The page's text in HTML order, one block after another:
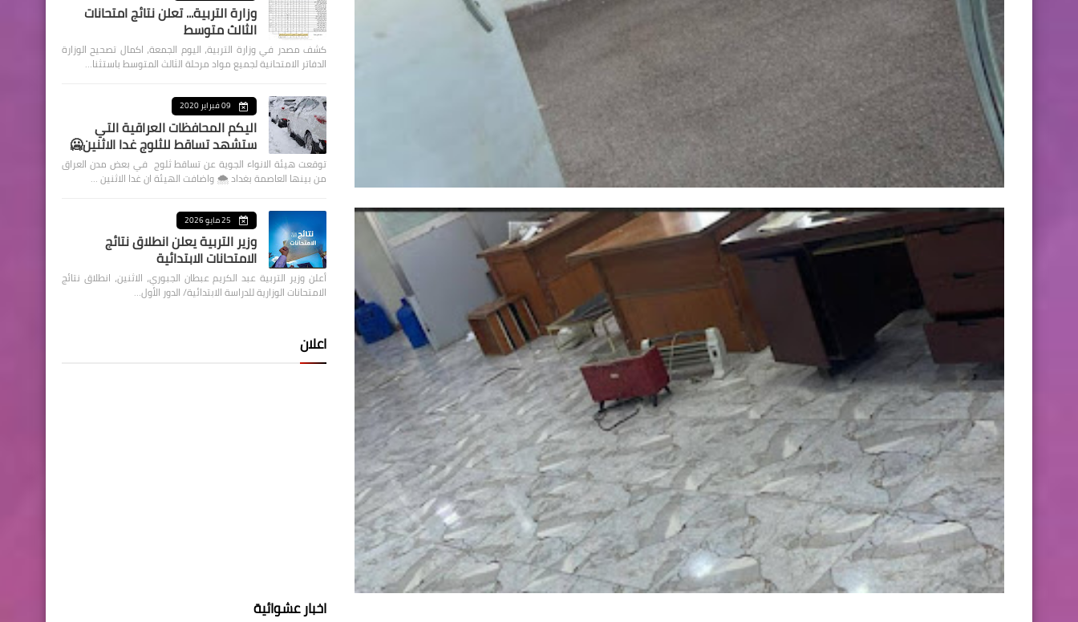
وزارة التربية... تعلن نتائج امتحانات
الثالث متوسط
كشف مصدر في وزارة التربية، اليوم الجمعة، اكمال تصحيح الوزارة
الدفاتر الامتحانية لجميع مواد مرحلة الثالث المتوسط باستثنا…
09 فبراير 2020
اليكم المحافظات العراقية التي
ستشهد تساقط للثلوج غدا الاثنين🥶
توقعت هيئة الانواء الجوية عن تساقط ثلوج في بعض مدن العراق
من بينها العاصمة بغداد ⁦🌨️⁩ واضافت الهيئة ان غدا الاثنين …
25 مايو 2026
وزير التربية يعلن انطلاق نتائج
الامتحانات الابتدائية
أعلن وزير التربية عبد الكريم عبطان الجبوري، الاثنين، انطلاق نتائج
الامتحانات الوزارية للدراسة الابتدائية/ الدور الأول…
اعلان
اخبار عشوائية